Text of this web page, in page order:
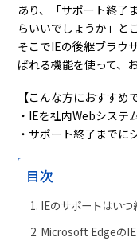
あり、「サポート終了
らいいでしょうか」と
そこでIEの後継ブラウ
ばれる機能を使って、
【こんな方におすすめ
・ IEを社内Webシステ
・サポート終了までに
目次
IEのサポートはいつ
Microsoft EdgeのIE